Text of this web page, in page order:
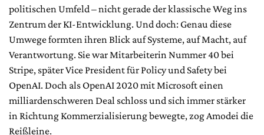
politischen Umfeld – nicht gerade der klassische Weg ins
Zentrum der KI-Entwicklung. Und doch: Genau diese
Umwege formten ihren Blick auf Systeme, auf Macht, auf
Verantwortung. Sie war Mitarbeiterin Nummer 40 bei
Stripe, später Vice President für Policy und Safety bei
OpenAI. Doch als OpenAI 2020 mit Microsoft einen
milliardenschweren Deal schloss und sich immer stärker
in Richtung Kommerzialisierung bewegte, zog Amodei die
Reißleine.